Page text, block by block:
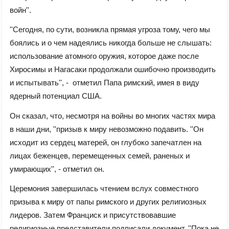
войн''.
''Сегодня, по сути, возникла прямая угроза тому, чего мы
боялись и о чем надеялись никогда больше не слышать:
использование атомного оружия, которое даже после
Хиросимы и Нагасаки продолжали ошибочно производить
и испытывать'', - отметил Папа римский, имея в виду
ядерный потенциал США.
Он сказал, что, несмотря на войны во многих частях мира
в наши дни, ''призыв к миру невозможно подавить. ''Он
исходит из сердец матерей, он глубоко запечатлен на
лицах беженцев, перемещенных семей, раненых и
умирающих'', - отметил он.
Церемония завершилась чтением вслух совместного
призыва к миру от папы римского и других религиозных
лидеров. Затем Франциск и присутствовавшие